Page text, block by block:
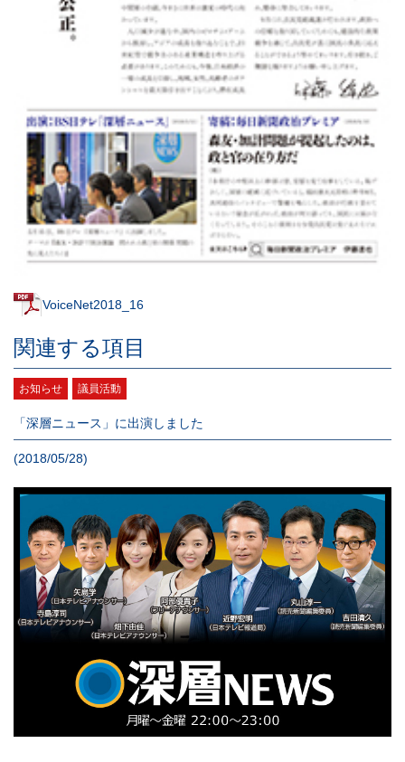
VoiceNet2018_16
関連する項目
お知らせ 議員活動
「深層ニュース」に出演しました
(2018/05/28)